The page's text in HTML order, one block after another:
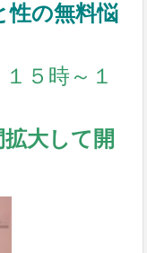
性の無料悩
５時～１
大して開